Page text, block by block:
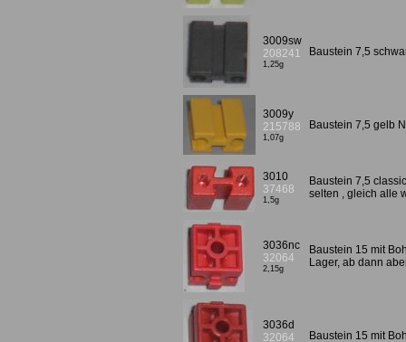
3009sw
208241
1,25g
Baustein 7,5
3009y
215788
1,07g
Baustein 7,5 gelb
3010
37468
1,5g
Baustein 7,5
selten , gleich alle
3036nc
32064
2,15g
Baustein 15 mit
Lager, ab dann
3036d
32064
Baustein 15 mit